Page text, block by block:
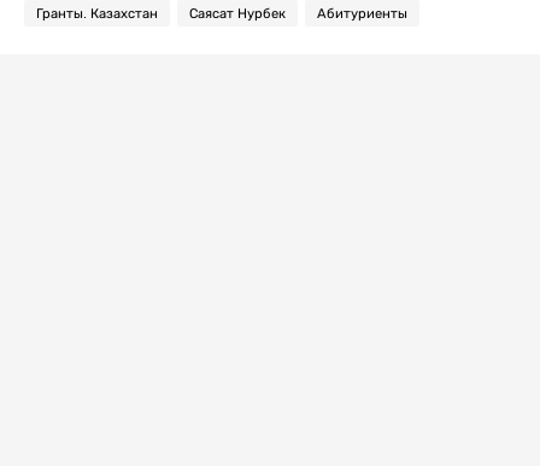
Гранты. Казахстан Саясат Нурбек Абитуриенты